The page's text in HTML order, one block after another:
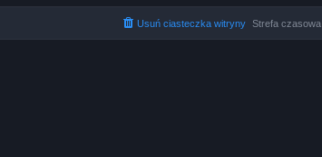
Strefa czasowa
Usuń ciasteczka witryny